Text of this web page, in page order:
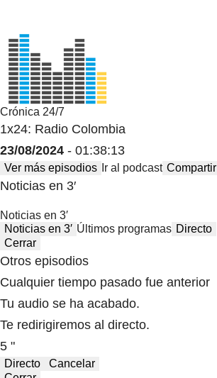
Crónica 24/7
1x24: Radio Colombia
23/08/2024 - 01:38:13
Ver más episodios Ir al podcast Compartir
Noticias en 3′
Noticias en 3′
Noticias en 3′ Últimos programas Directo
Cerrar
Otros episodios
Cualquier tiempo pasado fue anterior
Tu audio se ha acabado.
Te redirigiremos al directo.
5 "
Directo
Cancelar